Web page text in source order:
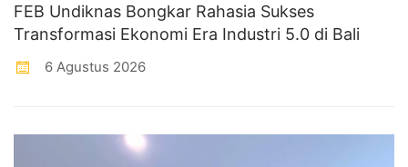
FEB Undiknas Bongkar Rahasia Sukses
Transformasi Ekonomi Era Industri 5.0 di Bali
6 Agustus 2026